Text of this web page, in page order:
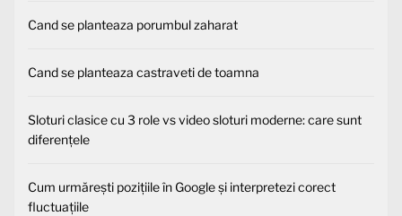
Cand se planteaza porumbul zaharat
Cand se planteaza castraveti de toamna
Sloturi clasice cu 3 role vs video sloturi moderne: care sunt
diferențele
Cum urmărești pozițiile în Google și interpretezi corect
fluctuațiile